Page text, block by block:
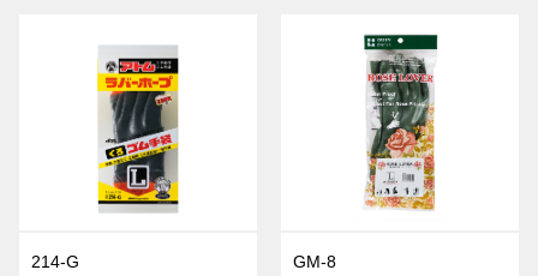
214-G
GM-8